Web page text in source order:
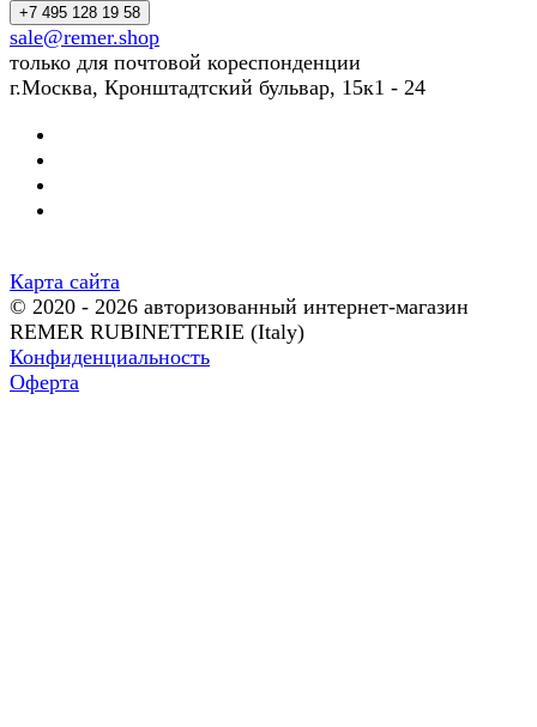
+7 495 128 19 58
sale@remer.shop
только для почтовой кореспонденции
г.Москва, Кронштадтский бульвар, 15к1 - 24
Карта сайта
© 2020 - 2026 авторизованный интернет-магазин
REMER RUBINETTERIE (Italy)
Конфиденциальность
Оферта